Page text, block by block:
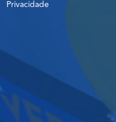
Privacidade